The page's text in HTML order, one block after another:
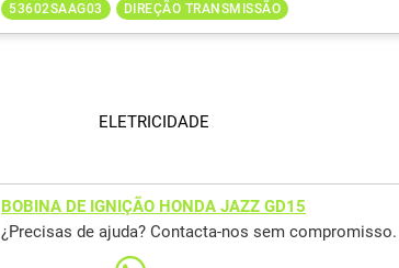
53602SAAG03 DIREÇÃO TRANSMISSÃO
ELETRICIDADE
BOBINA DE IGNIÇÃO HONDA JAZZ GD15
¿Precisas de ajuda? Contacta-nos sem compromisso.